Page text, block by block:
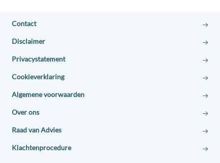
Contact
Disclaimer
Privacystatement
Cookieverklaring
Algemene voorwaarden
Over ons
Raad van Advies
Klachtenprocedure